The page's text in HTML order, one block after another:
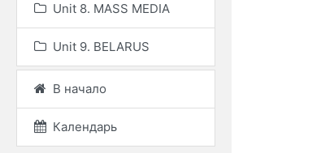
Unit 8. MASS MEDIA
Unit 9. BELARUS
В начало
Календарь